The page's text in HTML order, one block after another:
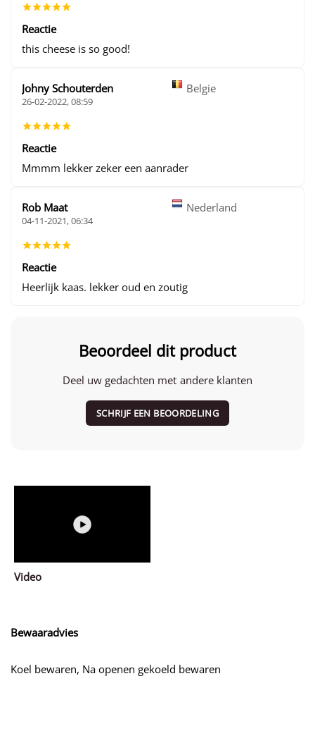
Reactie
this cheese is so good!
Johny Schouterden Belgie
26-02-2022, 08:59
Reactie
Mmmm lekker zeker een aanrader
Rob Maat Nederland
04-11-2021, 06:34
Reactie
Heerlijk kaas. lekker oud en zoutig
Beoordeel dit product
Deel uw gedachten met andere klanten
SCHRIJF EEN BEOORDELING
Video
Bewaaradvies
Koel bewaren, Na openen gekoeld bewaren